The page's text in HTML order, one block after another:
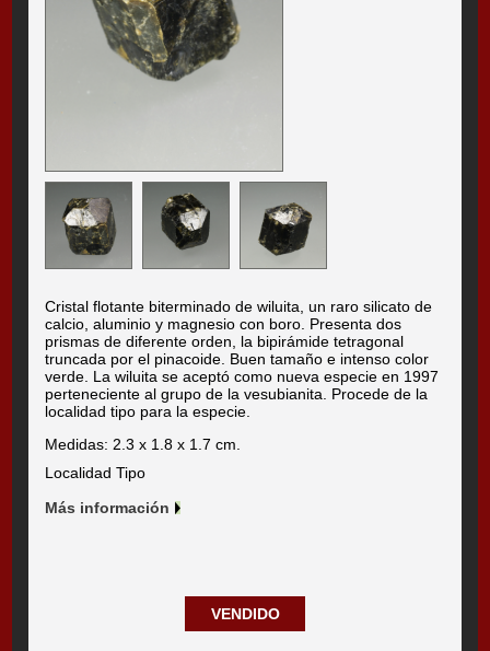
Cristal flotante biterminado de wiluita, un raro silicato de
calcio, aluminio y magnesio con boro. Presenta dos
prismas de diferente orden, la bipirámide tetragonal
truncada por el pinacoide. Buen tamaño e intenso color
verde. La wiluita se aceptó como nueva especie en 1997
perteneciente al grupo de la vesubianita. Procede de la
localidad tipo para la especie.
Medidas: 2.3 x 1.8 x 1.7 cm.
Localidad Tipo
Más información
VENDIDO